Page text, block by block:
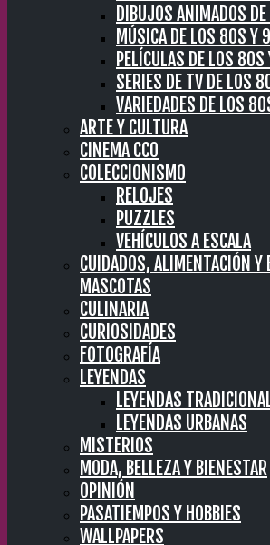
DIBUJOS ANIMADOS
MÚSICA DE LOS 80S Y
PELÍCULAS DE LOS
SERIES DE TV DE LOS
VARIEDADES DE LOS
ARTE Y CULTURA
CINEMA CC0
COLECCIONISMO
RELOJES
PUZZLES
VEHÍCULOS A ESCALA
CUIDADOS, ALIMENTACIÓN
MASCOTAS
CULINARIA
CURIOSIDADES
FOTOGRAFÍA
LEYENDAS
LEYENDAS
LEYENDAS URBANAS
MISTERIOS
MODA, BELLEZA Y BIENESTAR
OPINIÓN
PASATIEMPOS Y HOBBIES
WALLPAPERS